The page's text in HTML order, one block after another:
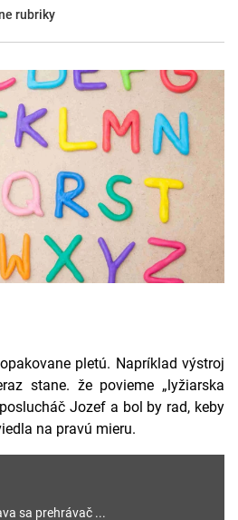
rubriky
pletú. Napríklad výstroj
stane. že povieme „lyžiarska
Jozef a bol by rad, keby
na pravú mieru.